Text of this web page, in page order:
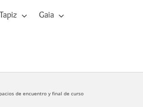
Tapiz Gaia
de encuentro y final de curso